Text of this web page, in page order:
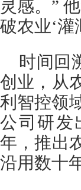
灵感。”
破农业‘
时间回
创业，从
利智控领
公司研发
年，推出
沿用数十